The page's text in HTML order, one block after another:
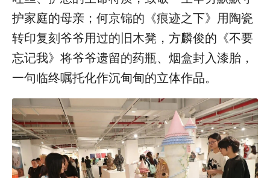
护家庭的母亲；何京锦的《痕迹之下》用陶瓷
转印复刻爷爷用过的旧木凳，方麟俊的《不要
忘记我》将爷爷遗留的药瓶、烟盒封入漆胎，
一句临终嘱托化作沉甸甸的立体作品。